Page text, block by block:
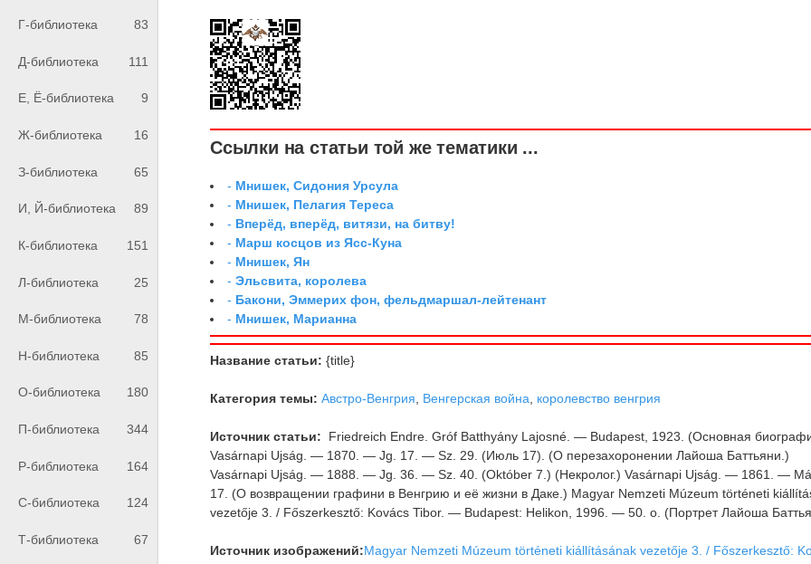
Г-библиотека 83
Д-библиотека 111
Е, Ё-библиотека 9
Ж-библиотека 16
З-библиотека 65
И, Й-библиотека 89
К-библиотека 151
Л-библиотека 25
М-библиотека 78
Н-библиотека 85
О-библиотека 180
П-библиотека 344
Р-библиотека 164
С-библиотека 124
Т-библиотека 67
Ссылки на статьи той же тематики ...
- Мнишек, Сидония Урсула
- Мнишек, Пелагия Тереса
- Вперёд, вперёд, витязи, на битву!
- Марш косцов из Ясс-Куна
- Мнишек, Ян
-Эльсвита, королева
- Бакони, Эммерих фон, фельдмаршал-лейтенант
- Мнишек, Марианна
Название статьи: {title}
Категория темы: Австро-Венгрия Венгерская война королевство венгрия
Источник статьи:
Friedreich Endre. Gróf Batthyány Lajosné. — Budapest, 1923. (Основная
Vasárnapi Ujság. — 1870. — Jg. 17. — Sz. 29. (Июль 17). (О перезахоронении Лайоша Баттьяни.)
Vasárnapi Ujság. — 1888. — Jg. 36. — Sz. 40. (Október 7.) (Некролог.) Vasárnapi Ujság. — 1861. —
17. (О возвращении графини в Венгрию и её жизни в Даке.) Magyar Nemzeti Múzeum történeti
vezetője 3. / Főszerkesztő: Kovács Tibor. — Budapest: Helikon, 1996. — 50. o. (Портрет Лайоша
Источник изображений:Magyar Nemzeti Múzeum történeti kiállításának vezetője 3. / Főszerkesztő: